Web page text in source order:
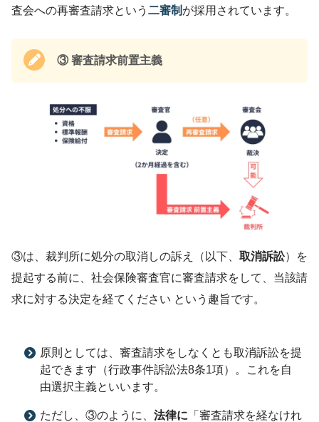
査会への再審査請求という 二審制 が採用されています。
③ 審査請求前置主義
③は、裁判所に処分の取消しの訴え（以下、 取消訴訟）を
提起する前に、社会保険審査官に審査請求をして、当該請
求に対する決定を経てください という趣旨です。
原則としては、審査請求をしなくとも取消訴訟を提
起できます（行政事件訴訟法8条1項）。これを自
由選択主義といいます。
ただし、③のように、 法律に 「審査請求を経なけれ